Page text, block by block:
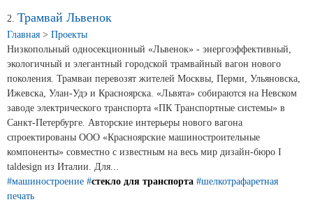
Стекло для мебели, оборудования и бытовой техники
Комплектующие для переработки стекла
Светопрозрачные конструкции для розничных
заказчиков
Техподдержка
Сертификаты на продукцию Sibglass Pro
Сертификаты на продукцию Sibglass Trade
2. Трамвай Львенок
Главная > Проекты
Низкопольный односекционный «Львенок» - энергоэффективный,
экологичный и элегантный городской трамвайный вагон нового
поколения. Трамваи перевозят жителей Москвы, Перми, Ульяновска,
Ижевска, Улан-Удэ и Красноярска. «Львята» собираются на Невском
заводе электрического транспорта «ПК Транспортные системы» в
Санкт-Петербурге. Авторские интерьеры нового вагона
спроектированы ООО «Красноярские машиностроительные
компоненты» совместно с известным на весь мир дизайн-бюро I
taldesign из Италии. Для...
#машиностроение #стекло для транспорта #шелкотрафаретная
печать